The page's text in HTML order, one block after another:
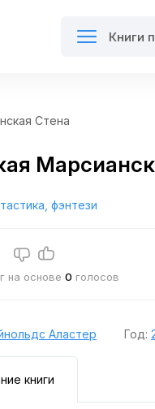
Книги
Стена
фэнтези
на основе 0 голосов
Аластер Год:
книги